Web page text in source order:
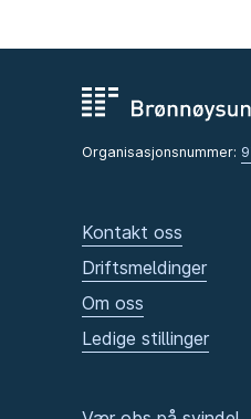
Organisasjonsnummer:
Kontakt oss
Driftsmeldinger
Om oss
Ledige stillinger